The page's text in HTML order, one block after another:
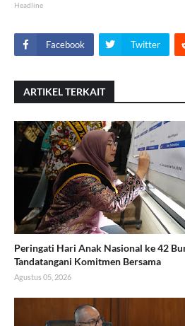
Headline
Facebook Twitter
ARTIKEL TERKAIT
Peringati Hari Anak Nasional ke 42
Tandatangani Komitmen Bersama
Agustus 05, 2026